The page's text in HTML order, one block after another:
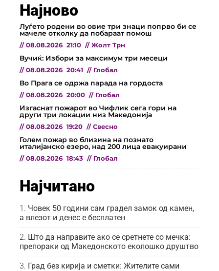
Најново
Луѓето родени во овие три знаци попрво би се
мачеле отколку да побараат помош
// 08.08.2026 21:10 // Жолт Трн
Вучиќ: Избори за максимум три месеци
// 08.08.2026 20:41 // Глобал
Во Прага се одржа парада на гордоста
// 08.08.2026 20:00 // Глобал
Изгаснат пожарот во Чифлик сега гори на
други три локации низ Македонија
// 08.08.2026 19:20 // Свесно
Голем пожар во близина на познато
италијанско езеро, над 200 лица евакуирани
// 08.08.2026 18:43 // Глобал
Најчитано
Човек 50 години сам градел замок од камен,
а влезот и денес е бесплатен
Што да направите ако се сретнете со мечка:
препораки од Македонското еколошко друштво
Град без кирија и сметки: Жителите сами